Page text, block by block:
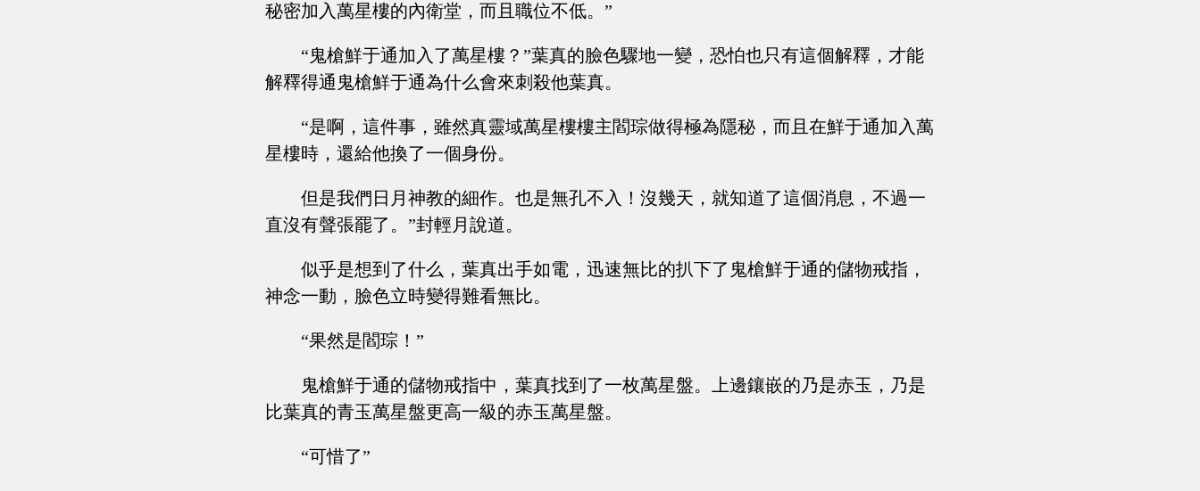
秘密加入萬星樓的內衛堂，而且職位不低。”
“鬼槍鮮于通加入了萬星樓？”葉真的臉色驟地一變，恐怕也只有這個解釋，才能
解釋得通鬼槍鮮于通為什么會來刺殺他葉真。
“是啊，這件事，雖然真靈域萬星樓樓主閻琮做得極為隱秘，而且在鮮于通加入萬
星樓時，還給他換了一個身份。
但是我們日月神教的細作。也是無孔不入！沒幾天，就知道了這個消息，不過一
直沒有聲張罷了。”封輕月說道。
似乎是想到了什么，葉真出手如電，迅速無比的扒下了鬼槍鮮于通的儲物戒指，
神念一動，臉色立時變得難看無比。
“果然是閻琮！”
鬼槍鮮于通的儲物戒指中，葉真找到了一枚萬星盤。上邊鑲嵌的乃是赤玉，乃是
比葉真的青玉萬星盤更高一級的赤玉萬星盤。
“可惜了”